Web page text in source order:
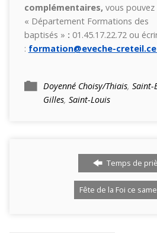
complémentaires, vous
« Département Formations des
baptisés » : 01.45.17.22.72 ou
: formation@eveche-
Doyenné Choisy/Thiais, Saint-
Gilles, Saint-Louis
Temps de
Fête de la Foi ce